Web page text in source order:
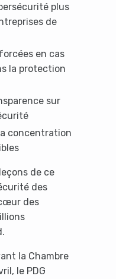
plus
de
en cas
la protection
sur
concentration
de ce
des
des
la Chambre
le PDG